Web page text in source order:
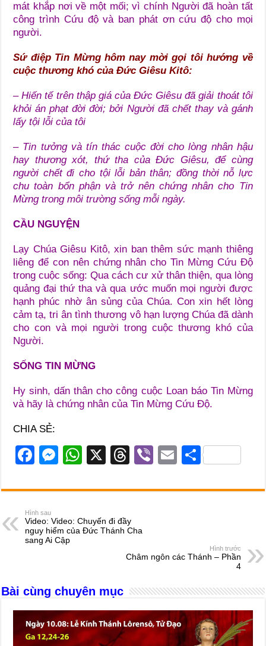
mát khắp nơi về một mối; vì chính Người đã hoàn tất
công trình Cứu độ và ban phát ơn cứu độ cho mọi
người.
Sứ điệp Tin Mừng hôm nay mời gọi tôi hướng về
cuộc thương khó của Đức Giêsu Kitô:
– Hiến tế trên thập giá của Đức Giêsu đã giải thoát tôi
khỏi án phạt đời đời; bởi Người đã chết thay và gánh
lấy tội lỗi của tôi
– Tin tưởng và tín thác cuộc đời cho lòng nhân hậu
hay thương xót, thứ tha của Đức Giêsu, để cùng
người chết đi cho tội lỗi bản thân; đồng thời nỗ lực
chu toàn bổn phận và trở nên chứng nhân cho Tin
Mừng trong môi trường sống mỗi ngày.
CẦU NGUYỆN
Lạy Chúa Giêsu Kitô, xin ban thêm sức mạnh thiêng
liêng để con nên chứng nhân cho Tin Mừng Cứu Độ
trong cuộc sống: Qua cách cư xử thân thiện, qua lòng
quảng đại thứ tha và qua ước muốn mọi người được
hạnh phúc nhờ ân sủng của Chúa. Con xin hết lòng
cảm tạ, tri ân tình thương vô hạn lượng Chúa đã dành
cho con và mọi người trong cuộc thương khó của
Người.
SỐNG TIN MỪNG
Hy sinh, dấn thân cho công cuộc Loan báo Tin Mừng
và hãy là chứng nhân của Tin Mừng Cứu Độ.
CHIA SẺ:
F
c
e
b
o
k
M
ss
e
n
g
W
at
s
A
X
T
e
d
s
Vi
er
E
ail
S
ar
Hình sau
Video: Video: Chuyến đi đầy
nguy hiểm của Đức Thánh Cha
sang Ai Cập
Hình trước
Châm ngôn các Thánh – Phần
4
Bài cùng chuyên mục